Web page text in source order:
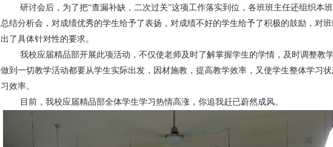
研讨会后，为了把“查漏补缺，二次过关”这项工作落实到位，各班班主任还组织本
总结分析会，对成绩优秀的学生给予了表扬，对成绩不好的学生给予了积极的鼓励，对
出了具体针对性的要求。
我校应届精品部开展此项活动，不仅使老师及时了解掌握学生的学情，及时调整教
做到一切教学活动都要从学生实际出发，因材施教，提高教学效率，又使学生整体学习
习效率。
目前，我校应届精品部全体学生学习热情高涨，你追我赶已蔚然成风。